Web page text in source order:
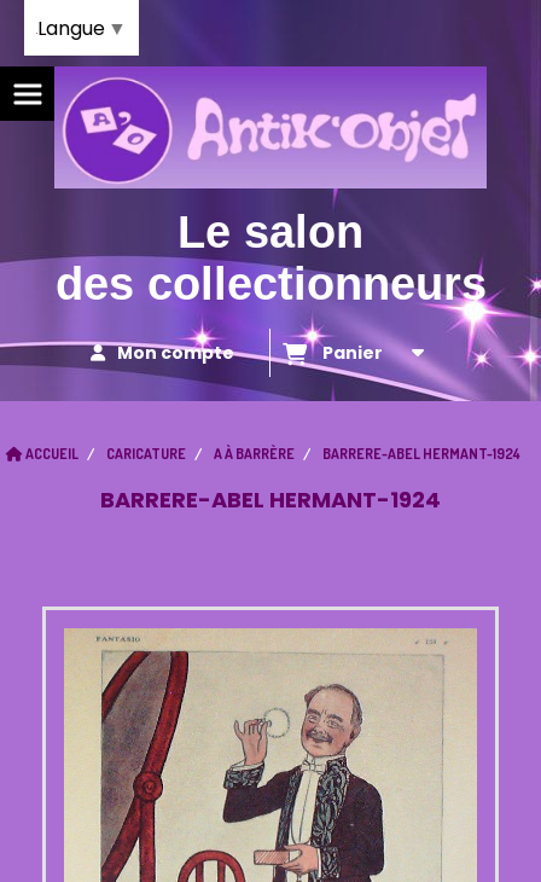
Le salon
des collectionneurs
Mon compte Panier
ACCUEIL CARICATURE A À BARRÈRE BARRERE-ABEL HERMANT-1924
BARRERE-ABEL HERMANT-1924
Langue ▼